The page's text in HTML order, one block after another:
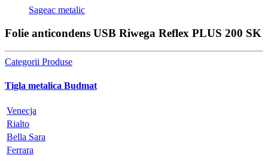
Sageac metalic
Folie anticondens USB Riwega Reflex PLUS 200 SK
Categorii Produse
Tigla metalica Budmat
Venecja
Rialto
Bella Sara
Ferrara